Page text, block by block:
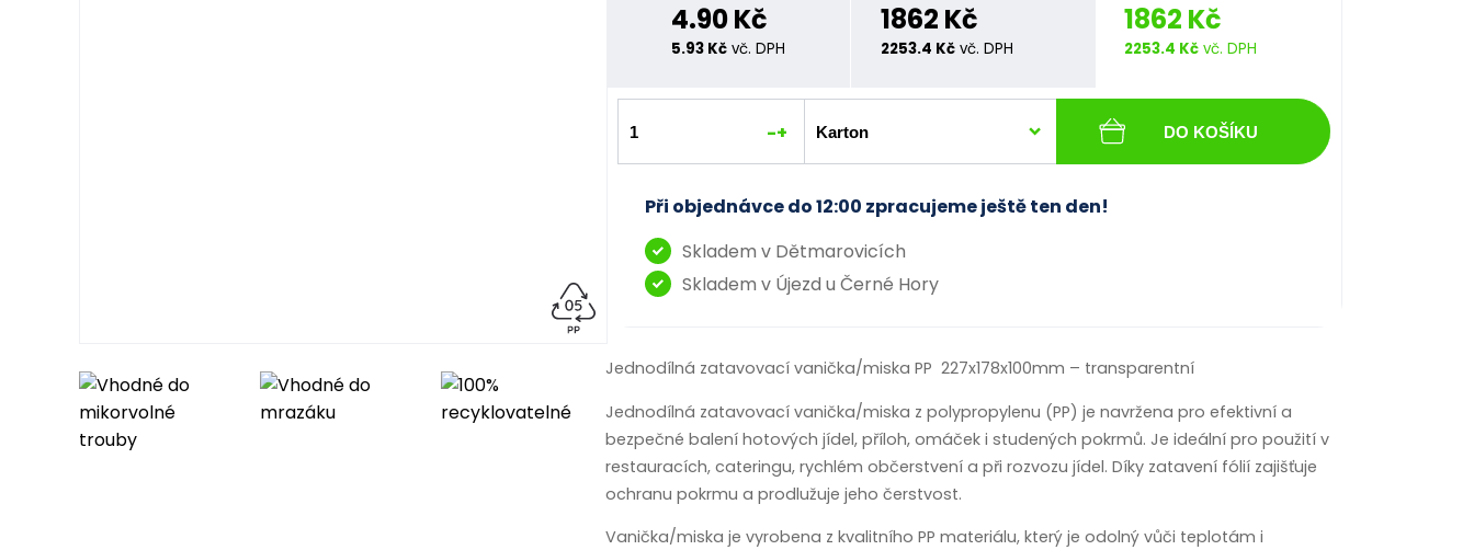
4.90 Kč
5.93 Kč vč. DPH
1862 Kč
2253.4 Kč vč. DPH
1862 Kč
2253.4 Kč vč. DPH
-+ DO KOŠÍKU
Při objednávce do 12:00 zpracujeme ještě ten den!
Skladem v Dětmarovicích
Skladem v Újezd u Černé Hory
Jednodílná zatavovací vanička/miska PP 227x178x100mm – transparentní
Jednodílná zatavovací vanička/miska z polypropylenu (PP) je navržena pro efektivní a
bezpečné balení hotových jídel, příloh, omáček i studených pokrmů. Je ideální pro použití v
restauracích, cateringu, rychlém občerstvení a při rozvozu jídel. Díky zatavení fólií zajišťuje
ochranu pokrmu a prodlužuje jeho čerstvost.
Vanička/miska je vyrobena z kvalitního PP materiálu, který je odolný vůči teplotám i